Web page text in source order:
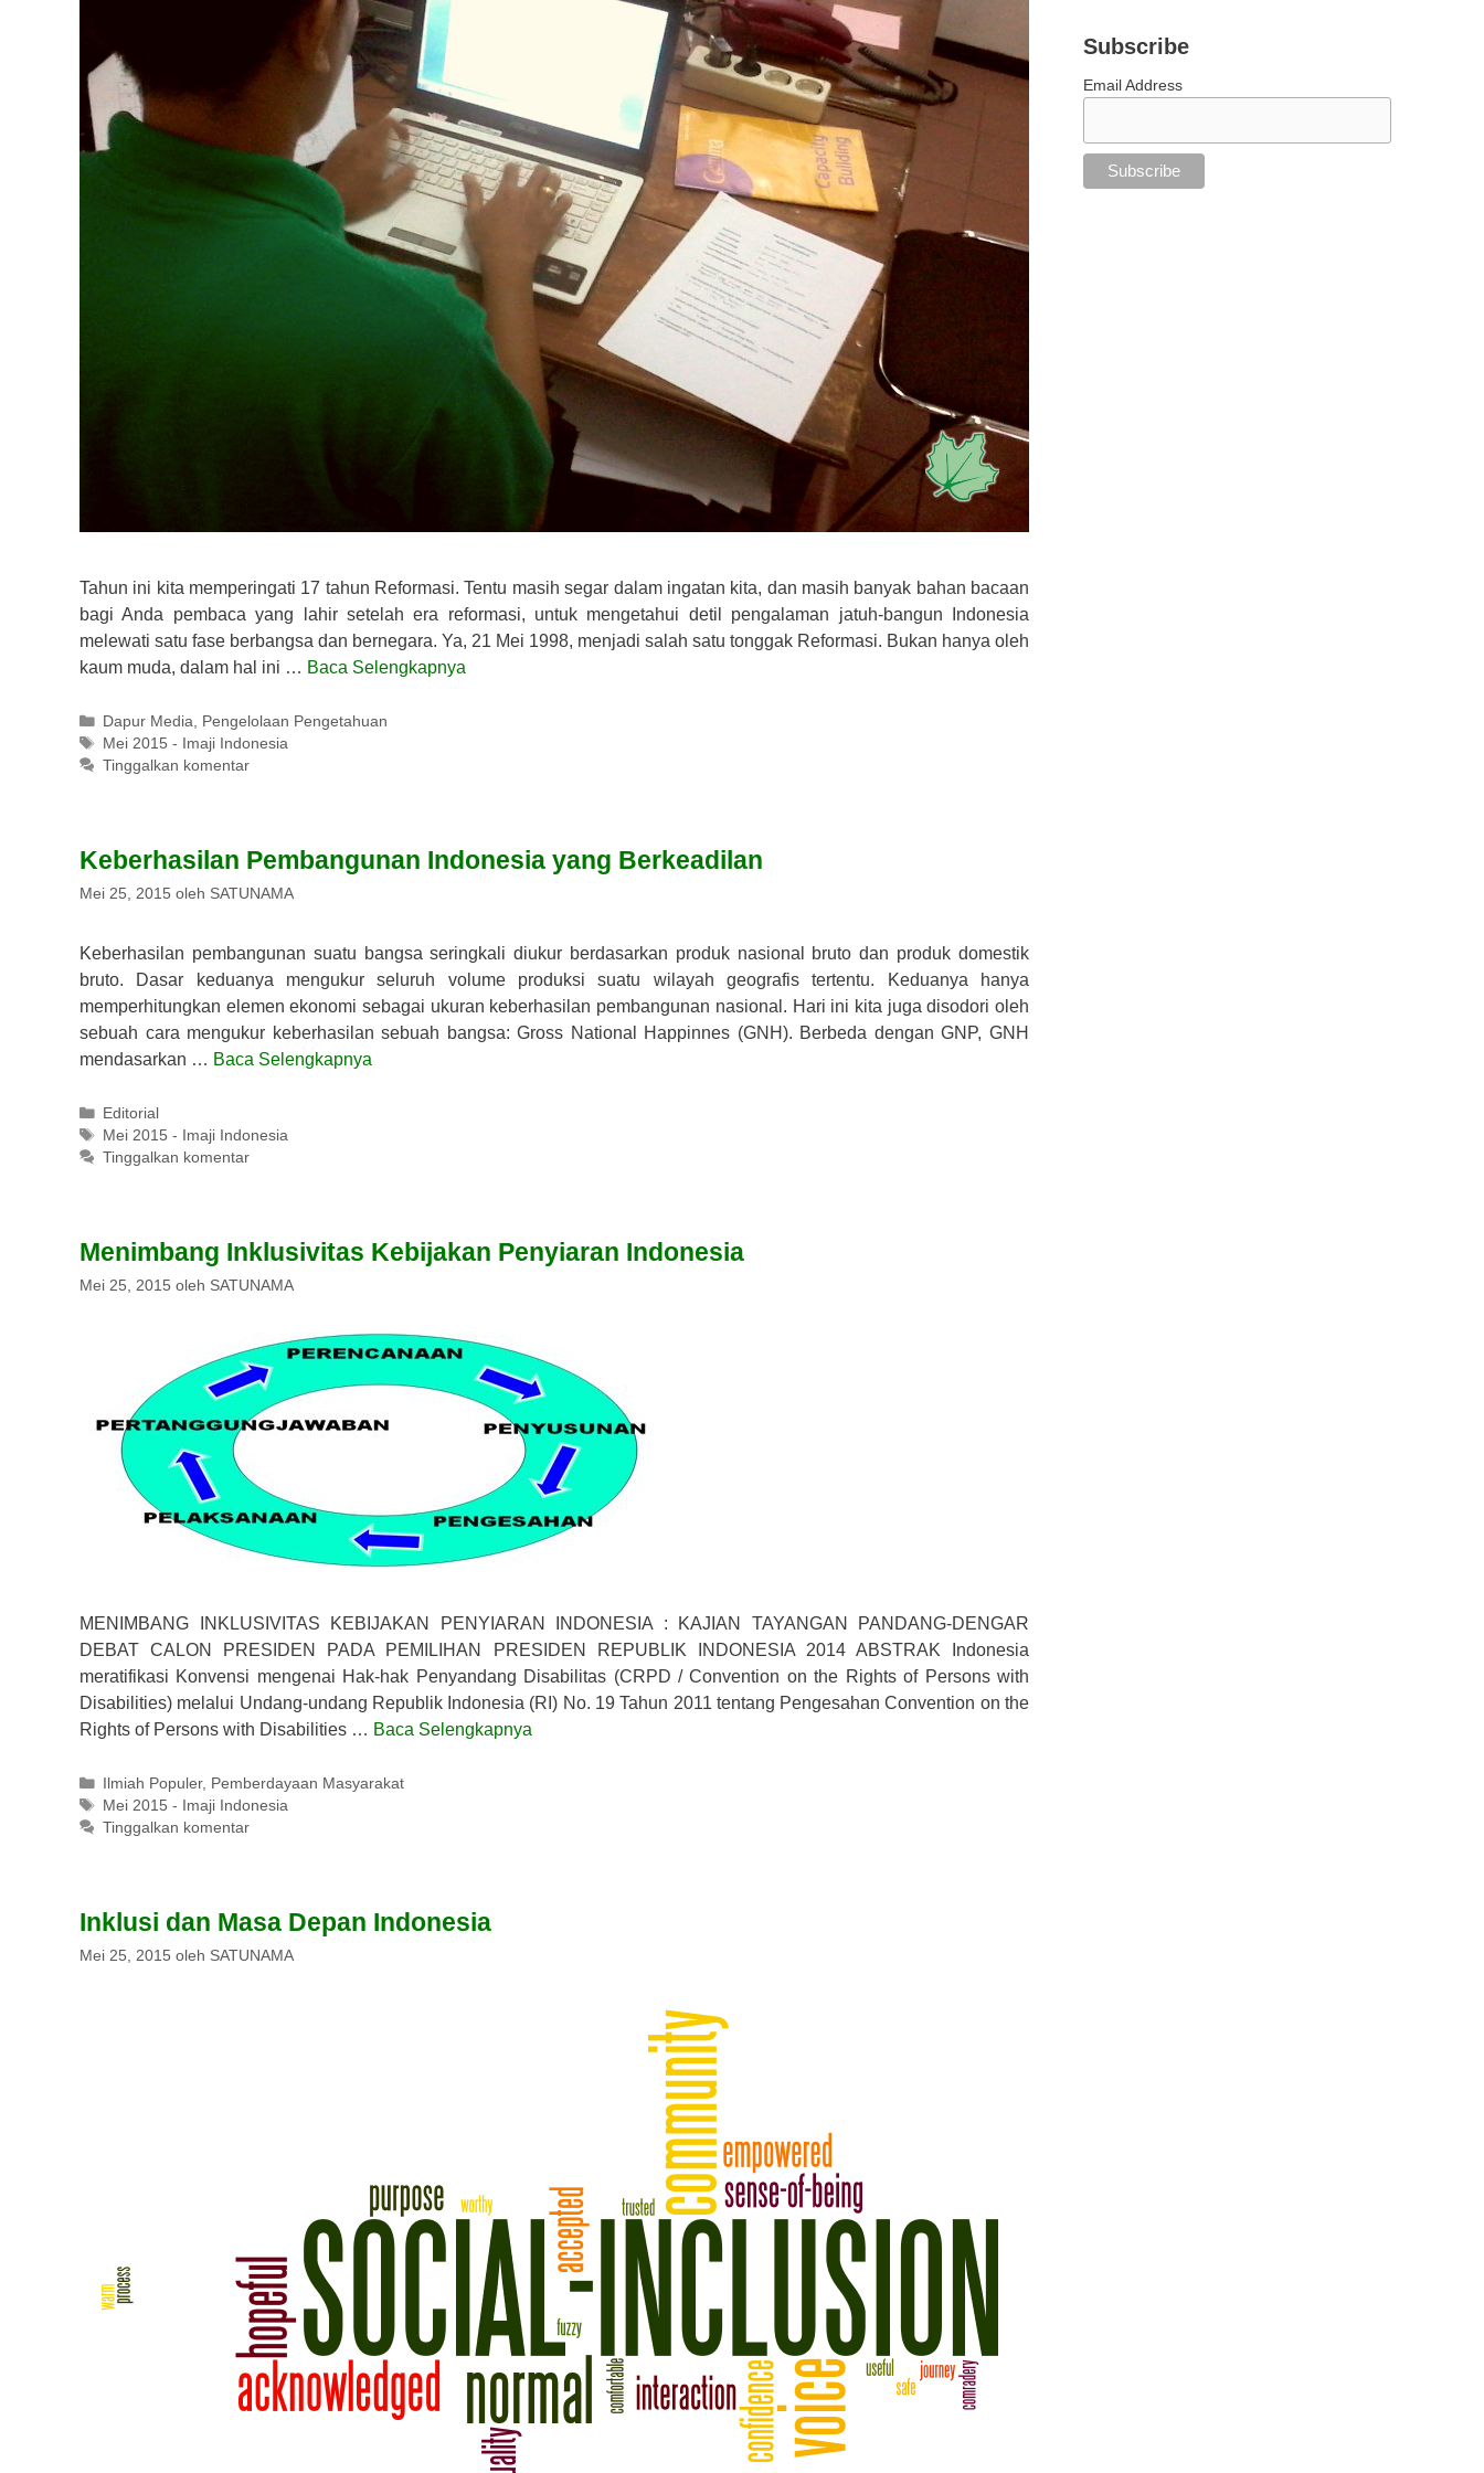
Tahun ini kita memperingati 17 tahun Reformasi. Tentu masih segar dalam ingatan kita, dan masih banyak bahan bacaan
bagi Anda pembaca yang lahir setelah era reformasi, untuk mengetahui detil pengalaman jatuh-bangun Indonesia
melewati satu fase berbangsa dan bernegara. Ya, 21 Mei 1998, menjadi salah satu tonggak Reformasi. Bukan hanya oleh
kaum muda, dalam hal ini … Baca Selengkapnya
Kategori
Dapur Media, Pengelolaan Pengetahuan
Tag
Mei 2015 - Imaji Indonesia
Tinggalkan komentar
Keberhasilan Pembangunan Indonesia yang Berkeadilan
Mei 25, 2015 oleh SATUNAMA
Keberhasilan pembangunan suatu bangsa seringkali diukur berdasarkan produk nasional bruto dan produk domestik
bruto. Dasar keduanya mengukur seluruh volume produksi suatu wilayah geografis tertentu. Keduanya hanya
memperhitungkan elemen ekonomi sebagai ukuran keberhasilan pembangunan nasional. Hari ini kita juga disodori oleh
sebuah cara mengukur keberhasilan sebuah bangsa: Gross National Happinnes (GNH). Berbeda dengan GNP, GNH
mendasarkan … Baca Selengkapnya
Kategori
Editorial
Tag
Mei 2015 - Imaji Indonesia
Tinggalkan komentar
Menimbang Inklusivitas Kebijakan Penyiaran Indonesia
Mei 25, 2015 oleh SATUNAMA
MENIMBANG INKLUSIVITAS KEBIJAKAN PENYIARAN INDONESIA : KAJIAN TAYANGAN PANDANG-DENGAR
DEBAT CALON PRESIDEN PADA PEMILIHAN PRESIDEN REPUBLIK INDONESIA 2014 ABSTRAK Indonesia
meratifikasi Konvensi mengenai Hak-hak Penyandang Disabilitas (CRPD / Convention on the Rights of Persons with
Disabilities) melalui Undang-undang Republik Indonesia (RI) No. 19 Tahun 2011 tentang Pengesahan Convention on the
Rights of Persons with Disabilities … Baca Selengkapnya
Kategori
Ilmiah Populer, Pemberdayaan Masyarakat
Tag
Mei 2015 - Imaji Indonesia
Tinggalkan komentar
Inklusi dan Masa Depan Indonesia
Mei 25, 2015 oleh SATUNAMA
Subscribe
Email Address